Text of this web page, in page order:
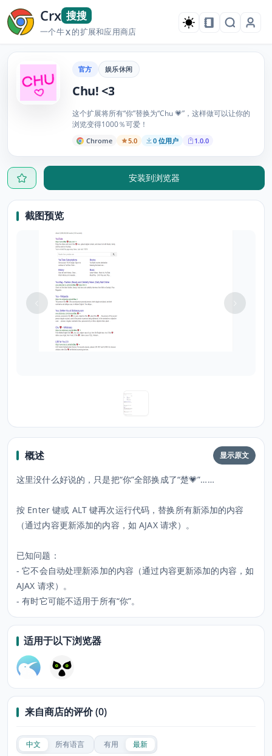
Crx 搜搜
一个牛X的扩展和应用商店
官方 娱乐休闲
Chu! <3
这个扩展将所有“你”替换为“Chu 💗”，这样做可以让你的
浏览变得1000％可爱！
Chrome 5.0 0 位用户 1.0.0
安装到浏览器
截图预览
概述 显示原文
这里没什么好说的，只是把“你”全部换成了“楚💗”……
按 Enter 键或 ALT 键再次运行代码，替换所有新添加的内容
（通过内容更新添加的内容，如 AJAX 请求）。
已知问题：
- 它不会自动处理新添加的内容（通过内容更新添加的内容，如
AJAX 请求）。
- 有时它可能不适用于所有“你”。
适用于以下浏览器
来自商店的评价 (0)
中文 所有语言 有用 最新